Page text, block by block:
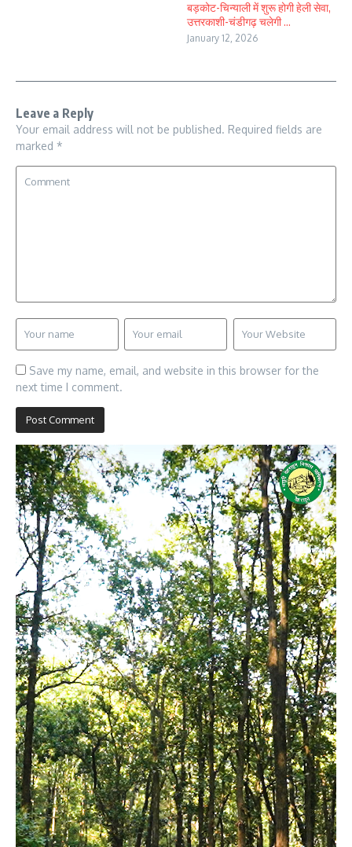
बड़कोट-चिन्याली में शुरू होगी हेली सेवा,
उत्तरकाशी-चंडीगढ़ चलेगी ...
January 12, 2026
Leave a Reply
Your email address will not be published. Required fields are
marked *
Save my name, email, and website in this browser for the
next time I comment.